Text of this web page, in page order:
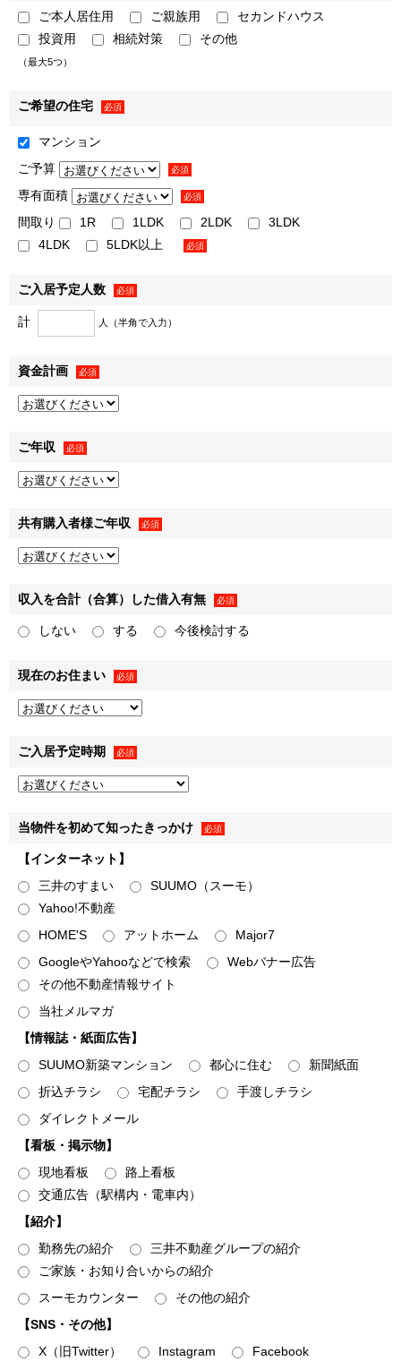
• クーポン・サービス利用時の割引等の特典の提供
※1・※2・※3弊社または弊社のグループ各社が取得した
取引履歴等の情報を分析し、お客様の属性・興味関心等を推
話、封書葉書等、メールマガジン、またはダイレクトメール
等により行います。
食･住･遊･働に関わる、商品・サービスの開発・改善、ならび
に弊社および弊社のグループ各社が行うお客様によりよい商
品・サービスを提供するための市場調査などのマーケティン
グ活動・調査・分析のため
• 新規事業の企画、新商品の開発、既存商品・サービスの
改善
• アンケートの実施
• 販売促進活動の効果検証､販売促進計画の策定
４．上記利用目的１～３の達成にあたり第三者に提供するた
弊社は、第三者であるデータ提供サービス事業者から
「Cookie等」といいます）により収集されたWebの閲覧・利
ータと紐づけたうえで、広告配信等の目的で利用いたしま
す。
Webの閲覧・利用履歴およびその分析結果を取得し、これを
お客様の個人データと紐づけたうえで、上記「利用目的」に
記載した1.～3.の利用目的の達成に必要な範囲で利用いたし
ます。
１．弊社は、法令の規定に基づく場合のほか、上記「利用目
客様情報を弊社のグループ各社、住宅事業の共同事業者など
の第三者に提供することがあります。
２．提供するお客様情報は、氏名、住所、電話番号のほか、
各利用目的の達成のために必要な項目とさせていただきます
が、必要最低限の項目に限定することとします。
＜提供する個人データ例＞
• 弊社が取り扱う不動産に関し、
• 不動産取引の際に届出いただいた事項（取引した物件
名・価格・対応履歴・不動産引渡し後の連絡先等を含みま
す）
• 弊社が分譲した物件に関する各種図面情報（設計施工図
面・パンフレット図面等）
• 弊社のグループ各社
• 住宅事業の共同事業者、事業主、販売業務の委託先（販
売代理会社・媒介会社等）、顧客紹介を受けた提携先
• 不動産取引の付帯業務における金融機関・保証会社、司
法書士・土地家屋調査士、不動産管理会社、インテリア業者
• 不動産引渡し後のレジデンシャル・カスタマーサービス
における協力会社（施工会社、住宅設備会社等）
電子メール、電子媒体などを用いて行い、安全管理に十分に
ご本人居住用 ご親族用
セカンドハウス
投資用
相続対策 その他
（最大5つ）
ご希望の住宅 必須
マンション
ご予算
必須
専有面積 必須
間取り 1R 1LDK 2LDK
3LDK
4LDK
5LDK以上 必須
ご入居予定人数 必須
計 人（半角で入力）
資金計画 必須
ご年収 必須
共有購入者様ご年収 必須
収入を合計（合算）した借入有無 必須
しない する 今後検討する
現在のお住まい 必須
ご入居予定時期 必須
当物件を初めて知ったきっかけ 必須
【インターネット】
三井のすまい
SUUMO（スーモ）
Yahoo!不動産
HOME'S
アットホーム
Major7
GoogleやYahooなどで検索
Webバナー広告
その他不動産情報サイト
当社メルマガ
【情報誌・紙面広告】
SUUMO新築マンション
都心に住む
新聞紙面
折込チラシ
宅配チラシ
手渡しチラシ
ダイレクトメール
【看板・掲示物】
現地看板
路上看板
交通広告（駅構内・電車内）
【紹介】
勤務先の紹介
三井不動産グループの紹介
ご家族・お知り合いからの紹介
スーモカウンター
その他の紹介
【SNS・その他】
X（旧Twitter）
Instagram
Facebook